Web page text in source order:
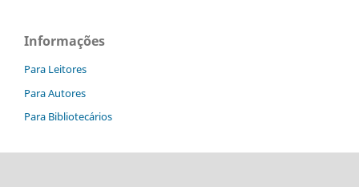
Informações
Para Leitores
Para Autores
Para Bibliotecários